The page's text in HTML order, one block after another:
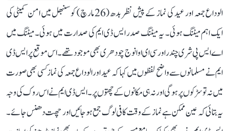
الوداع جمعہ اور عید کی نماز کے پیش نظر بدھ (26 مارچ) کو سنبھل میں امن کمیٹی کی
ایک اہم میٹنگ ہوئی۔ یہ میٹنگ صدر ایس ڈی ایم کی صدارت میں ہوئی۔ میٹنگ میں
اے ایس پی شری چندر اور سی ای او انوج چودھری بھی موجود تھے۔ اس موقع پر ایس ڈی
ایم نے مسلمانوں سے واضح لفظوں میں کہا کہ عید اور الوداع جمعہ کی نماز کسی بھی صورت
میں نہ تو سڑکوں پر ہوگی اور نہ ہی مکانوں کے چھتوں پر۔ ایس ڈی ایم نے اس روک کی وجہ
یہ بتائی کہ عین ممکن ہے نماز کے وقت کافی لوگ جمع ہو جائیں اور چھت دھنس جائے۔